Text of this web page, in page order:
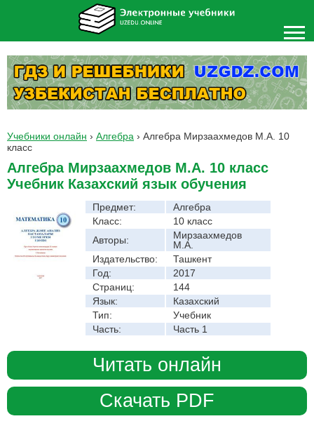
Учебники онлайн › Алгебра › Алгебра Мирзаахмедов М.А. 10
класс
Алгебра Мирзаахмедов М.А. 10 класс
Учебник Казахский язык обучения
Предмет:
Алгебра
Класс:
10 класс
Авторы:
Мирзаахмедов
М.А.
Издательство:
Ташкент
Год:
2017
Страниц:
144
Язык:
Казахский
Тип:
Учебник
Часть:
Часть 1
Читать онлайн
Скачать PDF